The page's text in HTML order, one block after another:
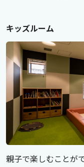
キッズルーム
親子で楽しむことが